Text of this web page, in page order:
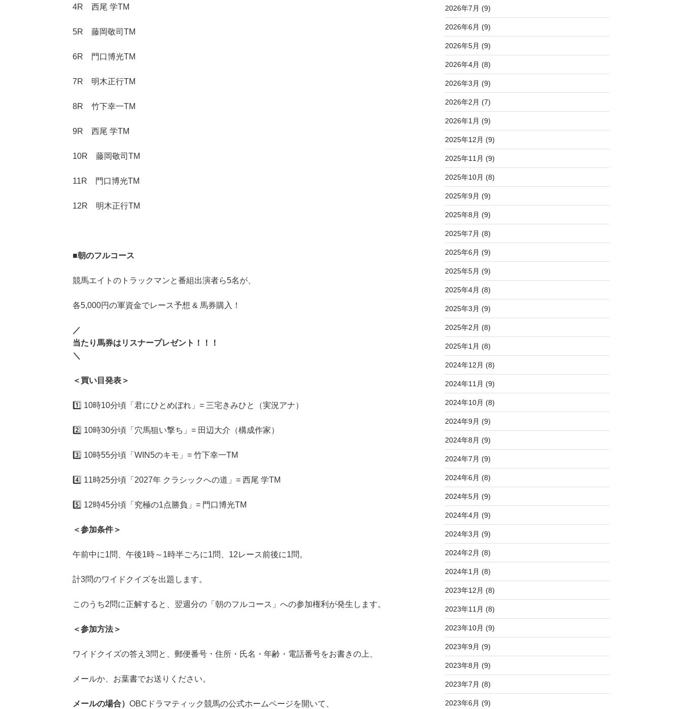
4R 西尾 学TM
5R 藤岡敬司TM
6R 門口博光TM
7R 明木正行TM
8R 竹下幸一TM
9R 西尾 学TM
10R 藤岡敬司TM
11R 門口博光TM
12R 明木正行TM
■朝のフルコース
競馬エイトのトラックマンと番組出演者ら5名が、
各5,000円の軍資金でレース予想 & 馬券購入！
／
当たり馬券はリスナープレゼント！！！
＼
＜買い目発表＞
1️⃣ 10時10分頃「君にひとめぼれ」= 三宅きみひと（実況アナ）
2️⃣ 10時30分頃「穴馬狙い撃ち」= 田辺大介（構成作家）
3️⃣ 10時55分頃「WIN5のキモ」= 竹下幸一TM
4️⃣ 11時25分頃「2027年 クラシックへの道」= 西尾 学TM
5️⃣ 12時45分頃「究極の1点勝負」= 門口博光TM
＜参加条件＞
午前中に1問、午後1時～1時半ごろに1問、12レース前後に1問。
計3問のワイドクイズを出題します。
このうち2問に正解すると、翌週分の「朝のフルコース」への参加権利が発生します。
＜参加方法＞
ワイドクイズの答え3問と、郵便番号・住所・氏名・年齢・電話番号をお書きの上、
メールか、お葉書でお送りください。
メールの場合） OBCドラマティック競馬の公式ホームページを開いて、
2026年7月 (9)
2026年6月 (9)
2026年5月 (9)
2026年4月 (8)
2026年3月 (9)
2026年2月 (7)
2026年1月 (9)
2025年12月 (9)
2025年11月 (9)
2025年10月 (8)
2025年9月 (9)
2025年8月 (9)
2025年7月 (8)
2025年6月 (9)
2025年5月 (9)
2025年4月 (8)
2025年3月 (9)
2025年2月 (8)
2025年1月 (8)
2024年12月 (8)
2024年11月 (9)
2024年10月 (8)
2024年9月 (9)
2024年8月 (9)
2024年7月 (9)
2024年6月 (8)
2024年5月 (9)
2024年4月 (9)
2024年3月 (9)
2024年2月 (8)
2024年1月 (8)
2023年12月 (8)
2023年11月 (8)
2023年10月 (9)
2023年9月 (9)
2023年8月 (9)
2023年7月 (8)
2023年6月 (9)